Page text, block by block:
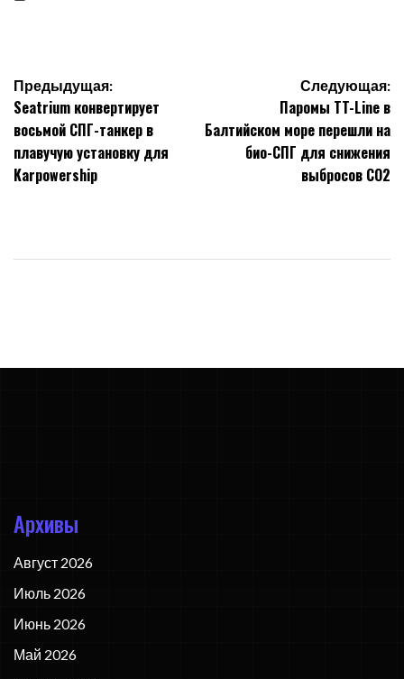
Навигация
по
записям
Предыдущая:
Seatrium конвертирует
восьмой СПГ-танкер в
плавучую установку для
Karpowership
Следующая:
Паромы TT-Line в
Балтийском море перешли на
био-СПГ для снижения
выбросов CO2
Архивы
Август 2026
Июль 2026
Июнь 2026
Май 2026